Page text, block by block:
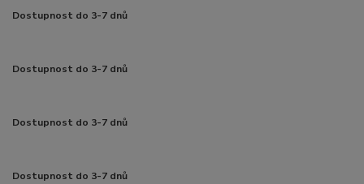
Dostupnost do 3-7 dnů
Dostupnost do 3-7 dnů
Dostupnost do 3-7 dnů
Dostupnost do 3-7 dnů